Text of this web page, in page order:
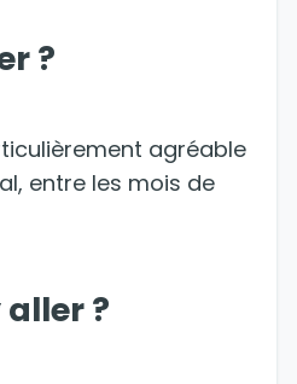
?
agréable
entre les mois de
?